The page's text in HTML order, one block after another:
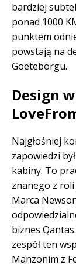
bardziej
ponad 1000
punktem
powstają na
Goeteborgu.
Design
Najgłośniej
zapowiedzi
kabiny. To
znanego z
Marca
biznes
zespół ten
Manzonim z